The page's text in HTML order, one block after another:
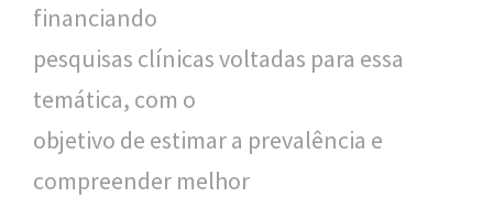
financiando
pesquisas clínicas voltadas para essa
temática, com o
objetivo de estimar a prevalência e
compreender melhor